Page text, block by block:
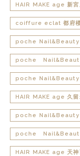
HAIR MAKE age 新宮
coiffure eclat 都府
poche Nail&Beauty
poche Nail&Beauty
poche Nail&Beauty
HAIR MAKE age 久留
poche Nail&Beauty
poche Nail&Beauty
HAIR MAKE age 天神